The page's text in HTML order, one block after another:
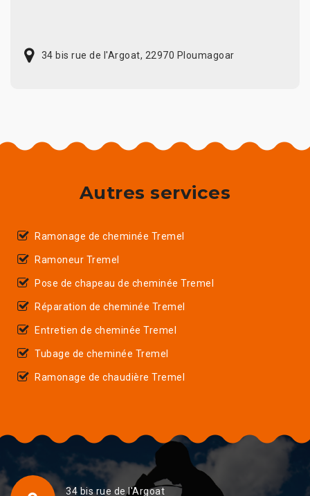
34 bis rue de l'Argoat, 22970 Ploumagoar
Autres services
Ramonage de cheminée Tremel
Ramoneur Tremel
Pose de chapeau de cheminée Tremel
Réparation de cheminée Tremel
Entretien de cheminée Tremel
Tubage de cheminée Tremel
Ramonage de chaudière Tremel
34 bis rue de l'Argoat